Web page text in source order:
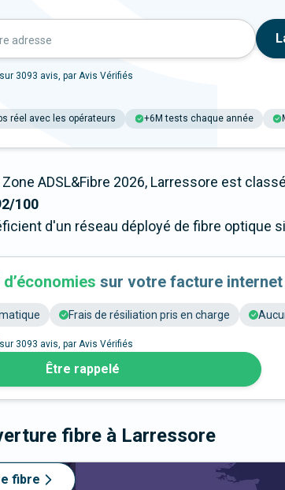
adresse
sur 3093 avis, par Avis Vérifiés
réel avec les opérateurs +6M tests chaque année
ADSL&Fibre 2026, Larressore est
100
d'un réseau déployé de fibre optique
sur votre facture internet
Frais de résiliation pris en charge
sur 3093 avis, par Avis Vérifiés
Être rappelé
fibre à Larressore
fibre